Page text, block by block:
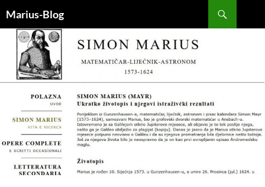
Inhalt
springen
Marius-Blog